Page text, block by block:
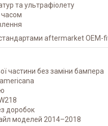
та ультрафіолету
aftermarket OEM-fit
частини без заміни бампера
доробок
моделей 2014–2018